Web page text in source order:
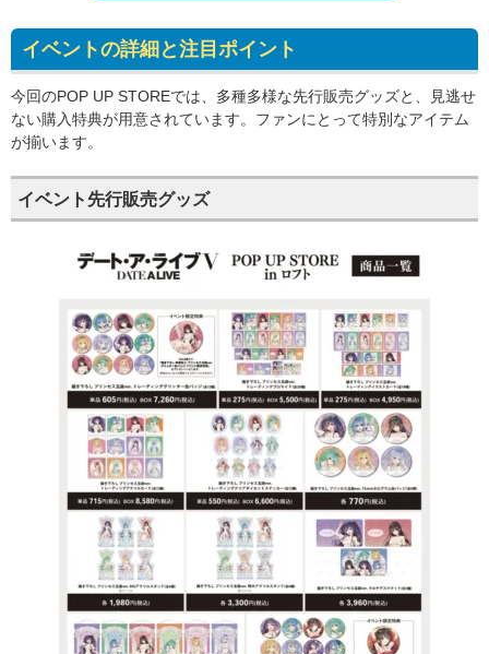
イベントの詳細と注目ポイント
今回のPOP UP STOREでは、多種多様な先行販売グッズと、見逃せ
ない購入特典が用意されています。ファンにとって特別なアイテム
が揃います。
イベント先行販売グッズ